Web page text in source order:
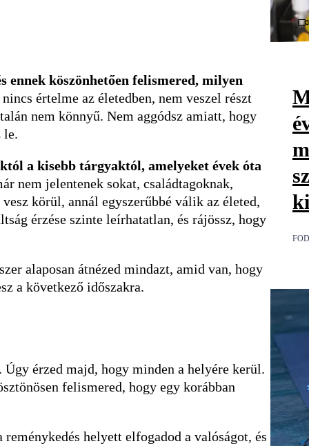
ennek köszönhetően felismered, milyen
értelme az életedben, nem veszel részt
nem könnyű. Nem aggódsz amiatt, hogy
le.
a kisebb tárgyaktól, amelyeket évek óta
nem jelentenek sokat, családtagoknak,
körül, annál egyszerűbbé válik az életed,
érzése szinte leírhatatlan, és rájössz, hogy
alaposan átnézed mindazt, amid van, hogy
a következő időszakra.
érzed majd, hogy minden a helyére kerül.
felismered, hogy egy korábban
helyett elfogadod a valóságot, és